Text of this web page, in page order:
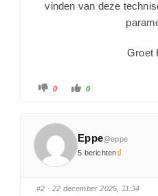
vinden van deze
Groet
0 0
Eppe@eppe
5 berichten
#2 · 22 december 2025, 11:34